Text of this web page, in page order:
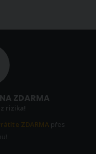
ZDARMA
rizika!
ZDARMA přes